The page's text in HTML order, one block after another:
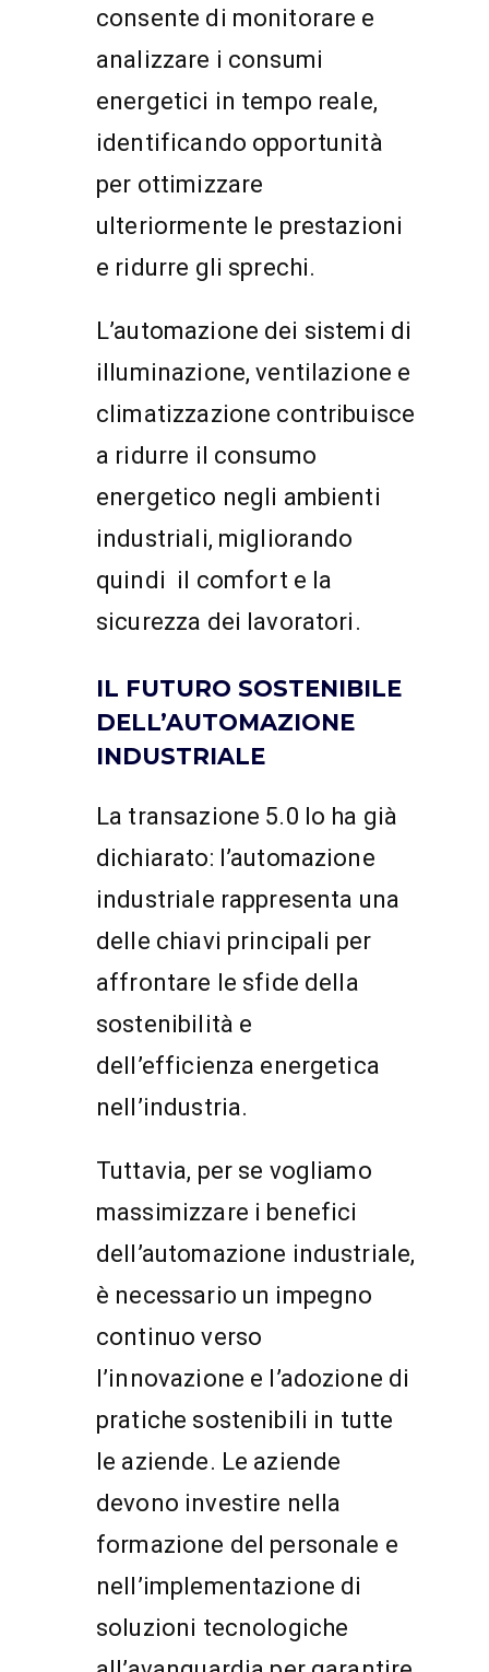
consente di monitorare e
analizzare i consumi
energetici in tempo reale,
identificando opportunità
per ottimizzare
ulteriormente le prestazioni
e ridurre gli sprechi.
L’automazione dei sistemi di
illuminazione, ventilazione e
climatizzazione contribuisce
a ridurre il consumo
energetico negli ambienti
industriali, migliorando
quindi il comfort e la
sicurezza dei lavoratori.
IL FUTURO SOSTENIBILE
DELL’AUTOMAZIONE
INDUSTRIALE
La transazione 5.0 lo ha già
dichiarato: l’automazione
industriale rappresenta una
delle chiavi principali per
affrontare le sfide della
sostenibilità e
dell’efficienza energetica
nell’industria.
Tuttavia, per se vogliamo
massimizzare i benefici
dell’automazione industriale,
è necessario un impegno
continuo verso
l’innovazione e l’adozione di
pratiche sostenibili in tutte
le aziende. Le aziende
devono investire nella
formazione del personale e
nell’implementazione di
soluzioni tecnologiche